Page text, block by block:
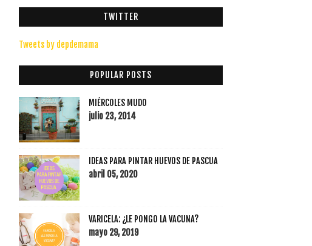
TWITTER
Tweets by depdemama
POPULAR POSTS
MIÉRCOLES MUDO
julio 23, 2014
IDEAS PARA PINTAR HUEVOS DE PASCUA
abril 05, 2020
VARICELA: ¿LE PONGO LA VACUNA?
mayo 29, 2019